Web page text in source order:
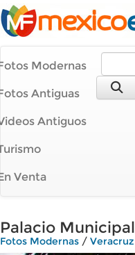
Modernas
Antiguas
Antiguos
Venta
Palacio Municipal
Fotos Modernas / Veracruz